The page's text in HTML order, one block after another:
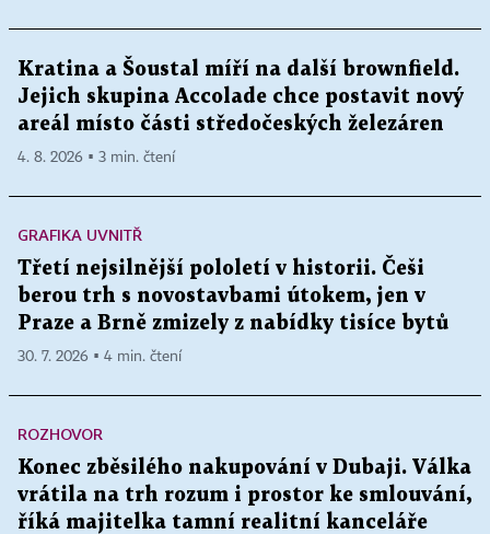
Kratina a Šoustal míří na další brownfield.
Jejich skupina Accolade chce postavit nový
areál místo části středočeských železáren
4. 8. 2026 ▪ 3 min. čtení
GRAFIKA UVNITŘ
Třetí nejsilnější pololetí v historii. Češi
berou trh s novostavbami útokem, jen v
Praze a Brně zmizely z nabídky tisíce bytů
30. 7. 2026 ▪ 4 min. čtení
ROZHOVOR
Konec zběsilého nakupování v Dubaji. Válka
vrátila na trh rozum i prostor ke smlouvání,
říká majitelka tamní realitní kanceláře